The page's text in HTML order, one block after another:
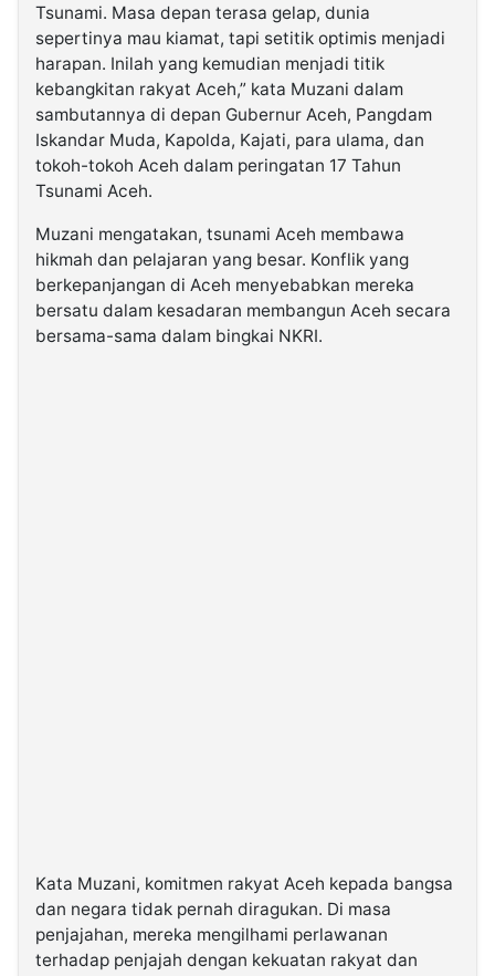
Tsunami. Masa depan terasa gelap, dunia
sepertinya mau kiamat, tapi setitik optimis menjadi
harapan. Inilah yang kemudian menjadi titik
kebangkitan rakyat Aceh,” kata Muzani dalam
sambutannya di depan Gubernur Aceh, Pangdam
Iskandar Muda, Kapolda, Kajati, para ulama, dan
tokoh-tokoh Aceh dalam peringatan 17 Tahun
Tsunami Aceh.
Muzani mengatakan, tsunami Aceh membawa
hikmah dan pelajaran yang besar. Konflik yang
berkepanjangan di Aceh menyebabkan mereka
bersatu dalam kesadaran membangun Aceh secara
bersama-sama dalam bingkai NKRI.
Kata Muzani, komitmen rakyat Aceh kepada bangsa
dan negara tidak pernah diragukan. Di masa
penjajahan, mereka mengilhami perlawanan
terhadap penjajah dengan kekuatan rakyat dan